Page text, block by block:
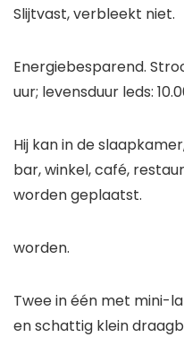
Slijtvast, verbleekt niet.
Energiebesparend.
uur; levensduur leds:
Hij kan in de
bar, winkel, café,
worden geplaatst.
worden.
Twee in één met mini-
en schattig klein